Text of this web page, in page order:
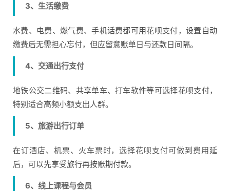
3、生活缴费
水费、电费、燃气费、手机话费都可用花呗支付，设置自动
缴费后无需担心忘付，但应留意账单日与还款日间隔。
4、交通出行支付
地铁公交二维码、共享单车、打车软件等可选择花呗支付，
特别适合高频小额支出人群。
5、旅游出行订单
在订酒店、机票、火车票时，选择花呗支付可做到费用延
后，可以先享受旅行再按账期付款。
6、线上课程与会员